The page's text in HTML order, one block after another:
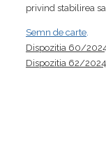
privind stabilirea
Semn de carte
Dispozitia 60/
Dispozitia 62/2024